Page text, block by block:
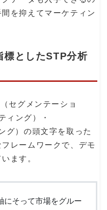
を抑えてマーケティン
標としたSTP分析
セグメンテーショ
ィング）・
グ）の頭文字を取った
レームワークで、デモ
ます。
にそって市場をグルー